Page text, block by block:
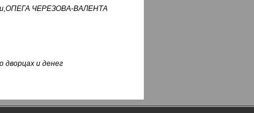
ЧЕРЕЗОВА-ВАЛЕНТА
дворцах и денег